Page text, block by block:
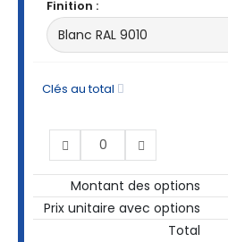
Finition :
Clés au total
Montant des options
Prix unitaire avec options
Total